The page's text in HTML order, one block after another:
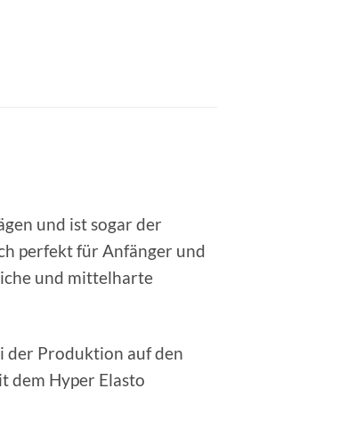
und ist sogar der
perfekt für Anfänger und
und mittelharte
der Produktion auf den
dem Hyper Elasto